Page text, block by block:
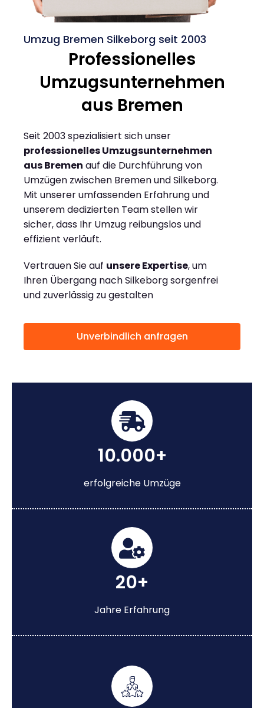
Umzug Bremen Silkeborg seit 2003
Professionelles
Umzugsunternehmen
aus Bremen
Seit 2003 spezialisiert sich unser
professionelles Umzugsunternehmen
aus Bremen auf die Durchführung von
Umzügen zwischen Bremen und Silkeborg.
Mit unserer umfassenden Erfahrung und
unserem dedizierten Team stellen wir
sicher, dass Ihr Umzug reibungslos und
effizient verläuft.
Vertrauen Sie auf unsere Expertise, um
Ihren Übergang nach Silkeborg sorgenfrei
und zuverlässig zu gestalten
Unverbindlich anfragen
10.000+
erfolgreiche Umzüge
20+
Jahre Erfahrung